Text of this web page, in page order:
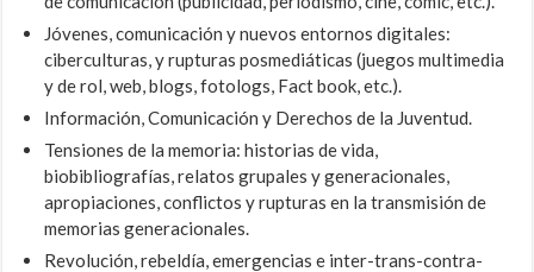
Jóvenes, comunicación y nuevos entornos digitales:
ciberculturas, y rupturas posmediáticas (juegos multimedia
y de rol, web, blogs, fotologs, Fact book, etc.).
Información, Comunicación y Derechos de la Juventud.
Tensiones de la memoria: historias de vida,
biobibliografías, relatos grupales y generacionales,
apropiaciones, conflictos y rupturas en la transmisión de
memorias generacionales.
Revolución, rebeldía, emergencias e inter-trans-contra-